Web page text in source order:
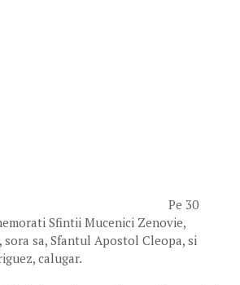
Pe 30
Sfintii Mucenici Zenovie,
sora sa, Sfantul Apostol Cleopa, si
calugar.